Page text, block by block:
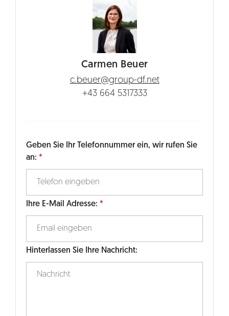
Carmen Beuer
c.beuer@group-df.net
+43 664 5317333
Geben Sie Ihr Telefonnummer ein, wir rufen Sie
an:
Ihre E-Mail Adresse:
Hinterlassen Sie Ihre Nachricht: